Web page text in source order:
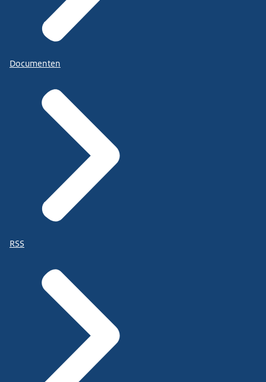
Documenten
RSS